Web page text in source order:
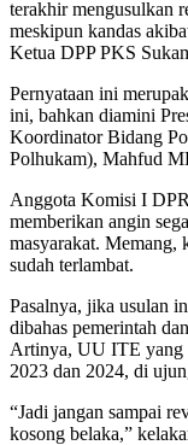
terakhir mengusulkan
meskipun kandas
Ketua DPP PKS
Pernyataan ini
ini, bahkan diamini
Koordinator Bidang
Polhukam), Mahfud
Anggota Komisi I
memberikan angin
masyarakat. Memang,
sudah terlambat.
Pasalnya, jika usulan
dibahas pemerintah
Artinya, UU ITE yang
2023 dan 2024, di
“Jadi jangan sampai
kosong belaka,”